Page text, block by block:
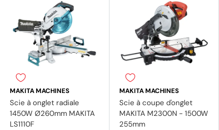
(5 avis)
MAKITA MACHINES
Scie à onglet radiale
1450W Ø260mm MAKITA
LS1110F
MAKITA MACHINES
Scie à coupe d'onglet
MAKITA M2300N - 1500W
255mm